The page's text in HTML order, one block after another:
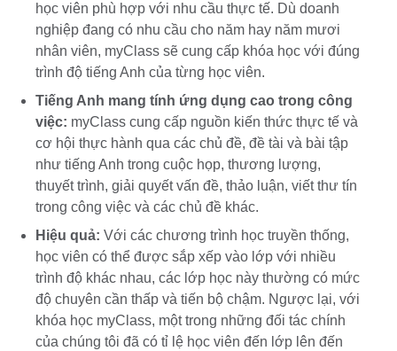
học viên phù hợp với nhu cầu thực tế. Dù doanh
nghiệp đang có nhu cầu cho năm hay năm mươi
nhân viên, myClass sẽ cung cấp khóa học với đúng
trình độ tiếng Anh của từng học viên.
Tiếng Anh mang tính ứng dụng cao trong công
việc: myClass cung cấp nguồn kiến thức thực tế và
cơ hội thực hành qua các chủ đề, đề tài và bài tập
như tiếng Anh trong cuộc họp, thương lượng,
thuyết trình, giải quyết vấn đề, thảo luận, viết thư tín
trong công việc và các chủ đề khác.
Hiệu quả: Với các chương trình học truyền thống,
học viên có thể được sắp xếp vào lớp với nhiều
trình độ khác nhau, các lớp học này thường có mức
độ chuyên cần thấp và tiến bộ chậm. Ngược lại, với
khóa học myClass, một trong những đối tác chính
của chúng tôi đã có tỉ lệ học viên đến lớp lên đến